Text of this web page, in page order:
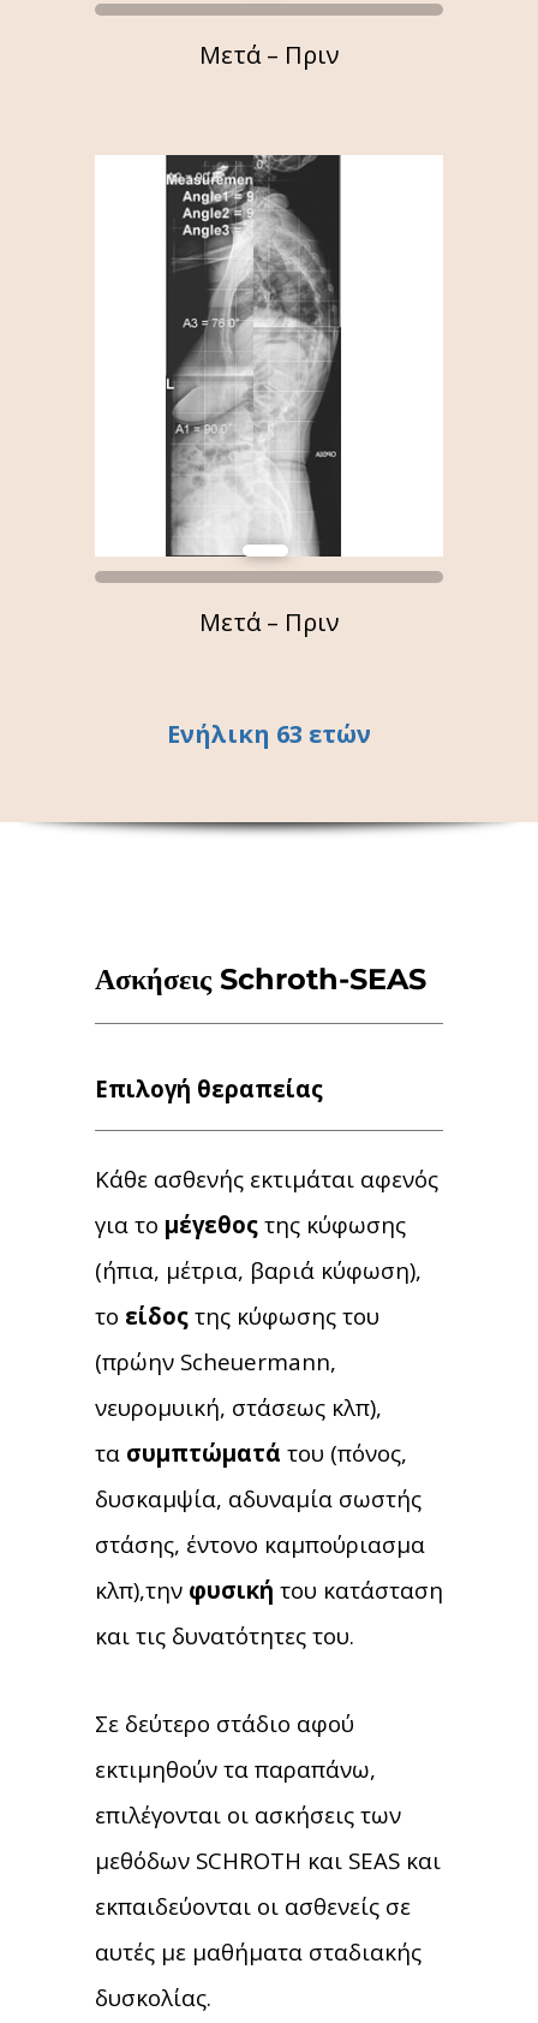
Μετά – Πριν
Μετά – Πριν
Ενήλικη 63 ετών
Ασκήσεις Schroth-SEAS
Επιλογή θεραπείας
Κάθε ασθενής εκτιμάται αφενός
για το μέγεθος της κύφωσης
(ήπια, μέτρια, βαριά κύφωση),
το είδος της κύφωσης του
(πρώην Scheuermann,
νευρομυική, στάσεως κλπ),
τα συμπτώματά του (πόνος,
δυσκαμψία, αδυναμία σωστής
στάσης, έντονο καμπούριασμα
κλπ),την φυσική του κατάσταση
και τις δυνατότητες του.
Σε δεύτερο στάδιο αφού
εκτιμηθούν τα παραπάνω,
επιλέγονται οι ασκήσεις των
μεθόδων SCHROTH και SEAS και
εκπαιδεύονται οι ασθενείς σε
αυτές με μαθήματα σταδιακής
δυσκολίας.